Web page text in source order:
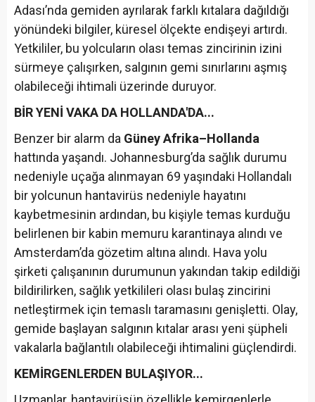
Adası’nda gemiden ayrılarak farklı kıtalara dağıldığı
yönündeki bilgiler, küresel ölçekte endişeyi artırdı.
Yetkililer, bu yolcuların olası temas zincirinin izini
sürmeye çalışırken, salgının gemi sınırlarını aşmış
olabileceği ihtimali üzerinde duruyor.
BİR YENİ VAKA DA HOLLANDA'DA...
Benzer bir alarm da Güney Afrika–Hollanda
hattında yaşandı. Johannesburg’da sağlık durumu
nedeniyle uçağa alınmayan 69 yaşındaki Hollandalı
bir yolcunun hantavirüs nedeniyle hayatını
kaybetmesinin ardından, bu kişiyle temas kurduğu
belirlenen bir kabin memuru karantinaya alındı ve
Amsterdam’da gözetim altına alındı. Hava yolu
şirketi çalışanının durumunun yakından takip edildiği
bildirilirken, sağlık yetkilileri olası bulaş zincirini
netleştirmek için temaslı taramasını genişletti. Olay,
gemide başlayan salgının kıtalar arası yeni şüpheli
vakalarla bağlantılı olabileceği ihtimalini güçlendirdi.
KEMİRGENLERDEN BULAŞIYOR...